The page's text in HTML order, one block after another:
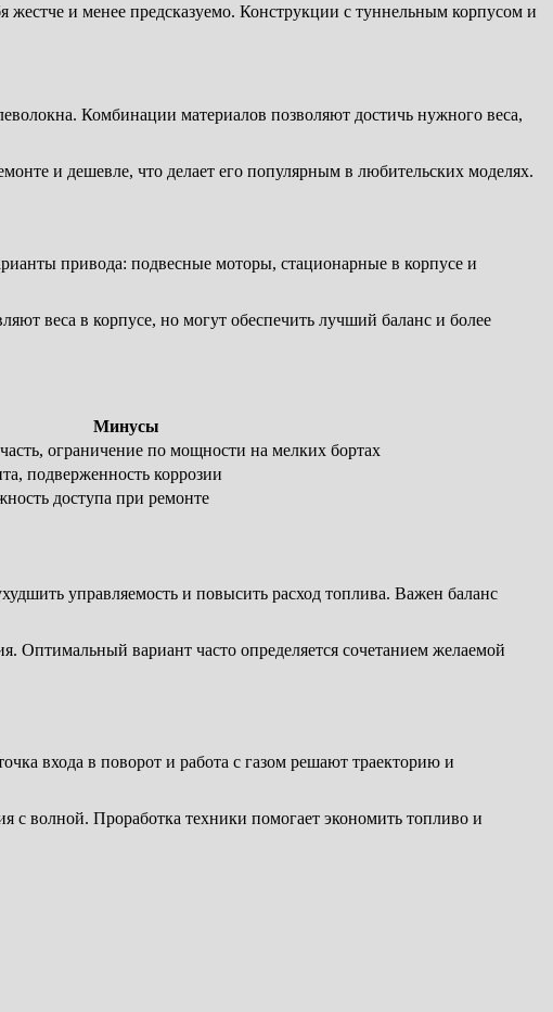
и менее предсказуемо. Конструкции с туннельным корпусом и
Комбинации материалов позволяют достичь нужного веса,
и дешевле, что делает его популярным в любительских моделях.
привода: подвесные моторы, стационарные в корпусе и
веса в корпусе, но могут обеспечить лучший баланс и более
Минусы
ограничение по мощности на мелких бортах
подверженность коррозии
доступа при ремонте
управляемость и повысить расход топлива. Важен баланс
Оптимальный вариант часто определяется сочетанием желаемой
входа в поворот и работа с газом решают траекторию и
с волной. Проработка техники помогает экономить топливо и